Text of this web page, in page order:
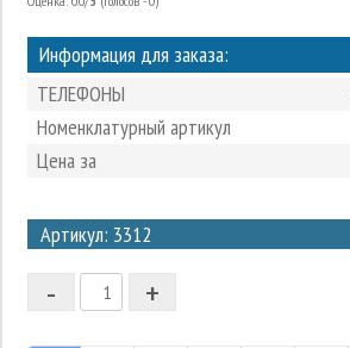
Информация для заказа:
ТЕЛЕФОНЫ
Номенклатурный артикул
Цена за
Артикул: 3312
2
1
+
-